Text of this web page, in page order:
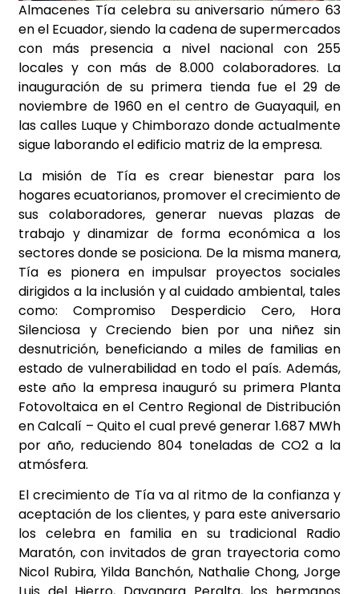
Almacenes Tía celebra su aniversario número 63
en el Ecuador, siendo la cadena de supermercados
con más presencia a nivel nacional con 255
locales y con más de 8.000 colaboradores. La
inauguración de su primera tienda fue el 29 de
noviembre de 1960 en el centro de Guayaquil, en
las calles Luque y Chimborazo donde actualmente
sigue laborando el edificio matriz de la empresa.
La misión de Tía es crear bienestar para los
hogares ecuatorianos, promover el crecimiento de
sus colaboradores, generar nuevas plazas de
trabajo y dinamizar de forma económica a los
sectores donde se posiciona. De la misma manera,
Tía es pionera en impulsar proyectos sociales
dirigidos a la inclusión y al cuidado ambiental, tales
como: Compromiso Desperdicio Cero, Hora
Silenciosa y Creciendo bien por una niñez sin
desnutrición, beneficiando a miles de familias en
estado de vulnerabilidad en todo el país. Además,
este año la empresa inauguró su primera Planta
Fotovoltaica en el Centro Regional de Distribución
en Calcalí – Quito el cual prevé generar 1.687 MWh
por año, reduciendo 804 toneladas de CO2 a la
atmósfera.
El crecimiento de Tía va al ritmo de la confianza y
aceptación de los clientes, y para este aniversario
los celebra en familia en su tradicional Radio
Maratón, con invitados de gran trayectoria como
Nicol Rubira, Yilda Banchón, Nathalie Chong, Jorge